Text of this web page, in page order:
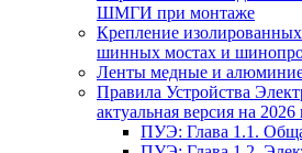
ШМГИ при монтаже
Крепление
шинных мостах и
Ленты медные и
Правила Устройства
актуальная версия на 2026
ПУЭ: Глава 1.1.